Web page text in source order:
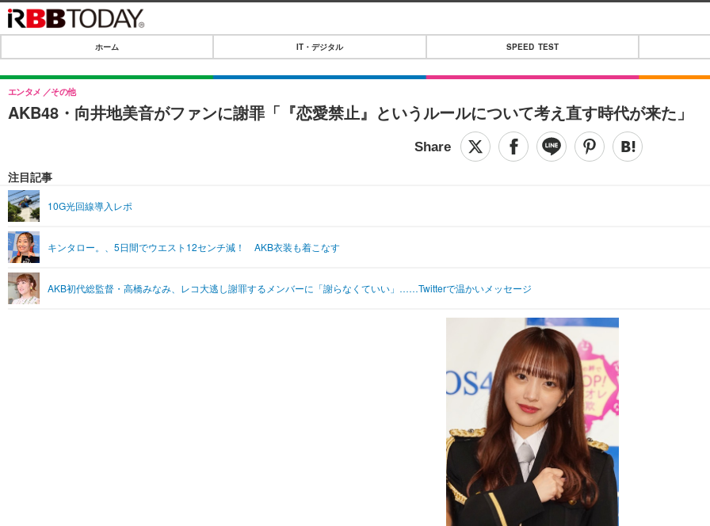
IT・デジタル
IT・デジタルTOP
SPEED TEST
音楽
ライフ
ペット
その他
リリース一覧
プッシュ通知の停止方法
ホーム IT・デジタル SPEED TEST
AKB48・向井地美音がファンに謝罪「『恋愛禁止』というルールについて考え直す時代が来た」
エンタメ その他
注目記事
10G光回線導入レポ
キンタロー。、5日間でウエスト12センチ減！ AKB衣装も着こなす
AKB初代総監督・高橋みなみ、レコ大逃し謝罪するメンバーに「謝らなくていい」……Twitterで温かいメッセージ